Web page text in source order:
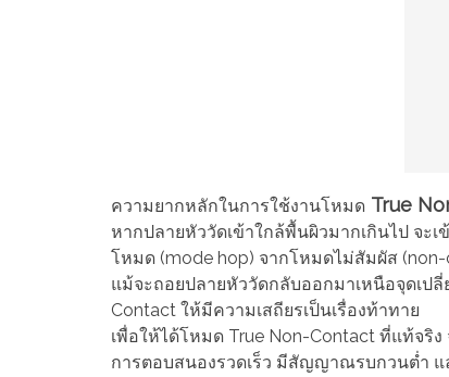
ความยากหลักในการใช้งานโหมด True
หากปลายหัววัดเข้าใกล้พื้นผิวมากเกินไป จะ
โหมด (mode hop) จากโหมดไม่สัมผัส
แม้จะถอยปลายหัววัดกลับออกมาเหนือจุดเ
Contact ให้มีความเสถียรเป็นเรื่องท้าทาย
เพื่อให้ได้โหมด True Non-Contact ที่แท้จ
การตอบสนองรวดเร็ว มีสัญญาณรบกวนต่ำ